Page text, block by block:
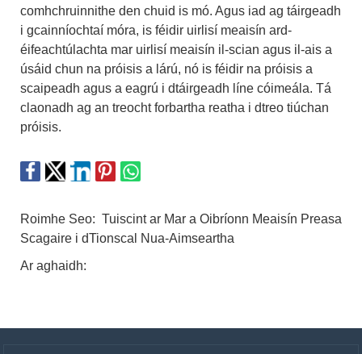
comhchruinnithe den chuid is mó. Agus iad ag táirgeadh
i gcainníochtaí móra, is féidir uirlisí meaisín ard-
éifeachtúlachta mar uirlisí meaisín il-scian agus il-ais a
úsáid chun na próisis a lárú, nó is féidir na próisis a
scaipeadh agus a eagrú i dtáirgeadh líne cóimeála. Tá
claonadh ag an treocht forbartha reatha i dtreo tiúchan
próisis.
Roimhe Seo: Tuiscint ar Mar a Oibríonn Meaisín Preasa
Scagaire i dTionscal Nua-Aimseartha
Ar aghaidh: